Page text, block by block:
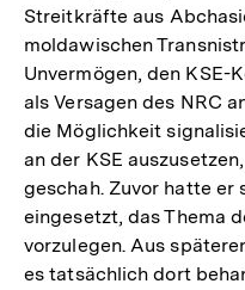
Streitkräfte aus
moldawischen
Unvermögen, den KSE-
als Versagen des NRC
die Möglichkeit
an der KSE
geschah. Zuvor hatte
eingesetzt, das Thema
vorzulegen. Aus
es tatsächlich dort